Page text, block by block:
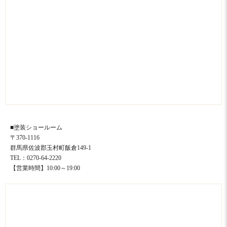
■塗装ショールーム
〒370-1116
群馬県佐波郡玉村町飯倉149-1
TEL：0270-64-2220
【営業時間】10:00～19:00